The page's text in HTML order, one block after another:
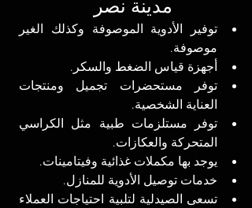
مدينة نصر
موصوفة.
أجهزة قياس الضغط والسكر.
العناية الشخصية.
المتحركة والعكازات.
يوجد بها مكملات غذائية وفيتامينات.
خدمات توصيل الأدوية للمنازل.